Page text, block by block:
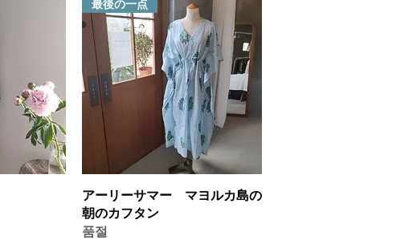
제품보기
最後の一点
アーリーサマー マヨルカ島の
朝のカフタン
품절